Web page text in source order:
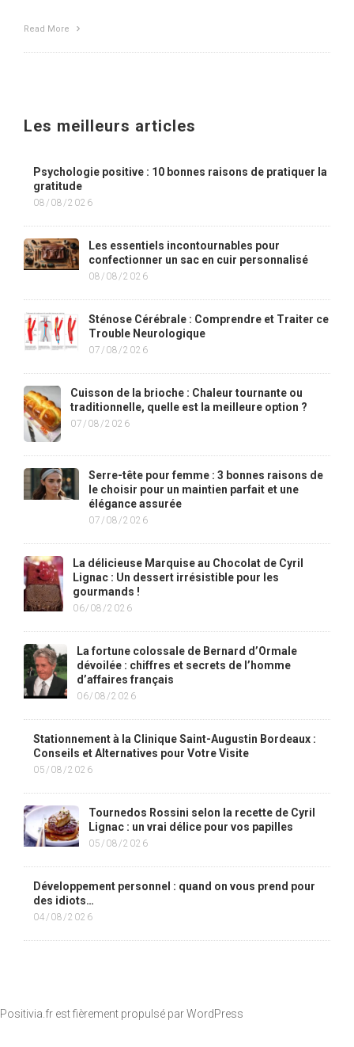
Read More
Les meilleurs articles
Psychologie positive : 10 bonnes raisons de pratiquer la
gratitude
08/08/2026
Les essentiels incontournables pour
confectionner un sac en cuir personnalisé
08/08/2026
Sténose Cérébrale : Comprendre et Traiter ce
Trouble Neurologique
07/08/2026
Cuisson de la brioche : Chaleur tournante ou
traditionnelle, quelle est la meilleure option ?
07/08/2026
Serre-tête pour femme : 3 bonnes raisons de
le choisir pour un maintien parfait et une
élégance assurée
07/08/2026
La délicieuse Marquise au Chocolat de Cyril
Lignac : Un dessert irrésistible pour les
gourmands !
06/08/2026
La fortune colossale de Bernard d’Ormale
dévoilée : chiffres et secrets de l’homme
d’affaires français
06/08/2026
Stationnement à la Clinique Saint-Augustin Bordeaux :
Conseils et Alternatives pour Votre Visite
05/08/2026
Tournedos Rossini selon la recette de Cyril
Lignac : un vrai délice pour vos papilles
05/08/2026
Développement personnel : quand on vous prend pour
des idiots…
04/08/2026
Positivia.fr est fièrement propulsé parWordPress